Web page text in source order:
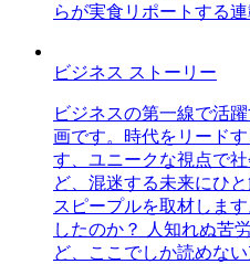
らが実食リポートする連
ビジネス ストーリー
ビジネスの第一線で活
画です。時代をリード
す、ユニークな視点で
ど、混迷する未来にひ
スピープルを取材しま
したのか？ 人知れぬ苦
ど、ここでしか読めな